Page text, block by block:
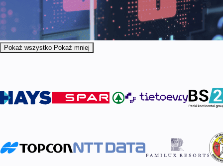
Pokaż wszystko Pokaż mniej